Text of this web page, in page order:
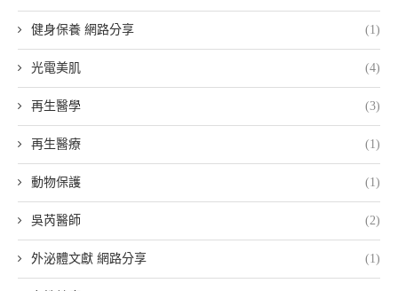
健身保養 網路分享 (1)
光電美肌 (4)
再生醫學 (3)
再生醫療 (1)
動物保護 (1)
吳芮醫師 (2)
外泌體文獻 網路分享 (1)